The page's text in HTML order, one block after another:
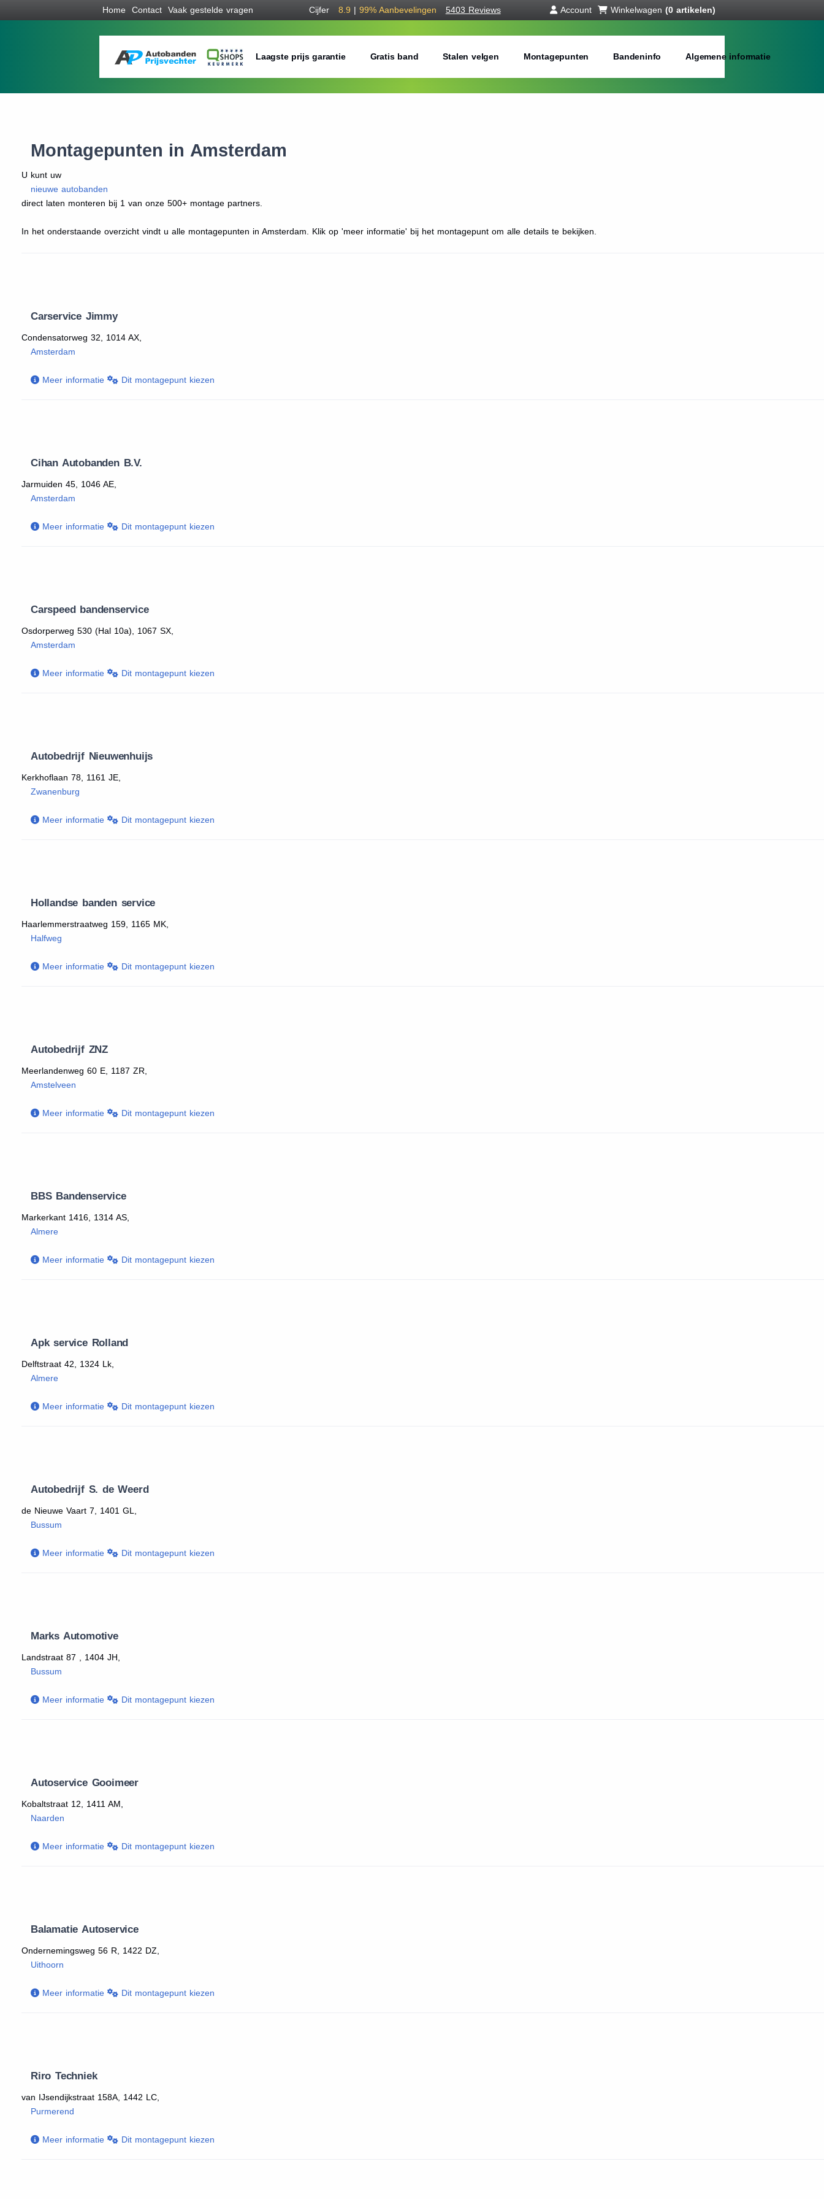
Home Contact Vaak gestelde vragen Cijfer 8.9 | 99% Aanbevelingen 5403 Reviews Account Winkelwagen (0 artikelen)
Laagste prijs garantie Gratis band Stalen velgen Montagepunten Bandeninfo Algemene informatie
Montagepunten in Amsterdam
U kunt uw
nieuwe autobanden
direct laten monteren bij 1 van onze 500+ montage partners.
In het onderstaande overzicht vindt u alle montagepunten in Amsterdam. Klik op 'meer informatie' bij het montagepunt om alle details te bekijken.
Carservice Jimmy
Condensatorweg 32, 1014 AX,
Amsterdam
Meer informatie Dit montagepunt kiezen
Cihan Autobanden B.V.
Jarmuiden 45, 1046 AE,
Amsterdam
Meer informatie Dit montagepunt kiezen
Carspeed bandenservice
Osdorperweg 530 (Hal 10a), 1067 SX,
Amsterdam
Meer informatie Dit montagepunt kiezen
Autobedrijf Nieuwenhuijs
Kerkhoflaan 78, 1161 JE,
Zwanenburg
Meer informatie Dit montagepunt kiezen
Hollandse banden service
Haarlemmerstraatweg 159, 1165 MK,
Halfweg
Meer informatie Dit montagepunt kiezen
Autobedrijf ZNZ
Meerlandenweg 60 E, 1187 ZR,
Amstelveen
Meer informatie Dit montagepunt kiezen
BBS Bandenservice
Markerkant 1416, 1314 AS,
Almere
Meer informatie Dit montagepunt kiezen
Apk service Rolland
Delftstraat 42, 1324 Lk,
Almere
Meer informatie Dit montagepunt kiezen
Autobedrijf S. de Weerd
de Nieuwe Vaart 7, 1401 GL,
Bussum
Meer informatie Dit montagepunt kiezen
Marks Automotive
Landstraat 87 , 1404 JH,
Bussum
Meer informatie Dit montagepunt kiezen
Autoservice Gooimeer
Kobaltstraat 12, 1411 AM,
Naarden
Meer informatie Dit montagepunt kiezen
Balamatie Autoservice
Ondernemingsweg 56 R, 1422 DZ,
Uithoorn
Meer informatie Dit montagepunt kiezen
Riro Techniek
van IJsendijkstraat 158A, 1442 LC,
Purmerend
Meer informatie Dit montagepunt kiezen